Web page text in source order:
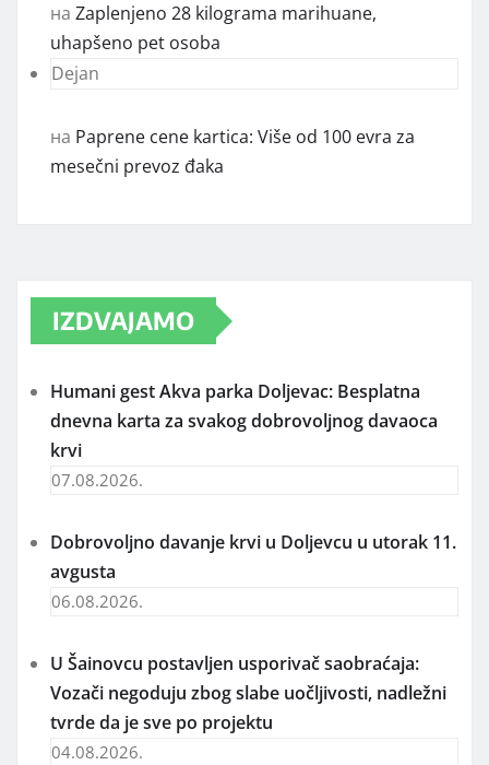
на Zaplenjeno 28 kilograma marihuane,
uhapšeno pet osoba
Dejan
на Paprene cene kartica: Više od 100 evra za
mesečni prevoz đaka
IZDVAJAMO
Humani gest Akva parka Doljevac: Besplatna
dnevna karta za svakog dobrovoljnog davaoca
krvi
07.08.2026.
Dobrovoljno davanje krvi u Doljevcu u utorak 11.
avgusta
06.08.2026.
U Šainovcu postavljen usporivač saobraćaja:
Vozači negoduju zbog slabe uočljivosti, nadležni
tvrde da je sve po projektu
04.08.2026.